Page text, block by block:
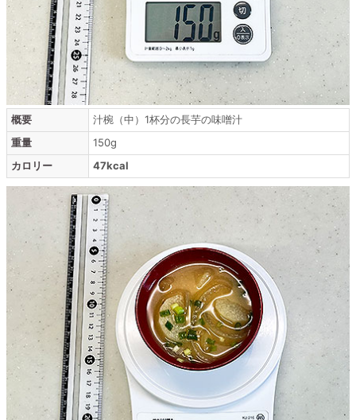
概要
汁椀（中）1杯分の長芋の味噌汁
重量
150g
カロリー
47kcal